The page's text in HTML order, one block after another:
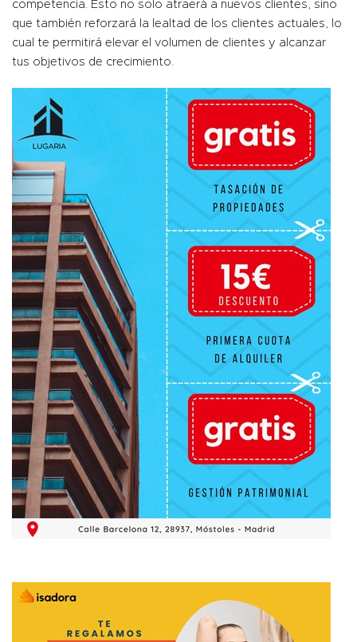
competencia. Esto no solo atraerá a nuevos clientes, sino
que también reforzará la lealtad de los clientes actuales, lo
cual te permitirá elevar el volumen de clientes y alcanzar
tus objetivos de crecimiento.